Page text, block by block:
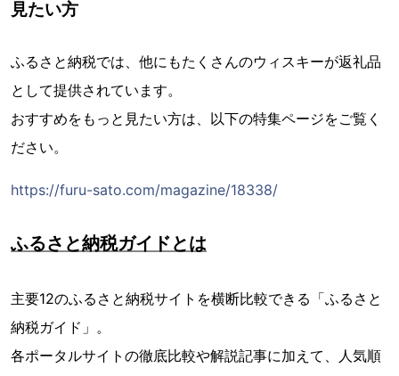
見たい方
ふるさと納税では、他にもたくさんのウィスキーが返礼品
として提供されています。
おすすめをもっと見たい方は、以下の特集ページをご覧く
ださい。
https://furu-sato.com/magazine/18338/
ふるさと納税ガイドとは
主要12のふるさと納税サイトを横断比較できる「ふるさと
納税ガイド」。
各ポータルサイトの徹底比較や解説記事に加えて、人気順